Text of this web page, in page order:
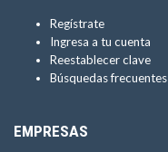
Regístrate
Ingresa a tu cuenta
Reestablecer clave
Búsquedas frecuentes
EMPRESAS